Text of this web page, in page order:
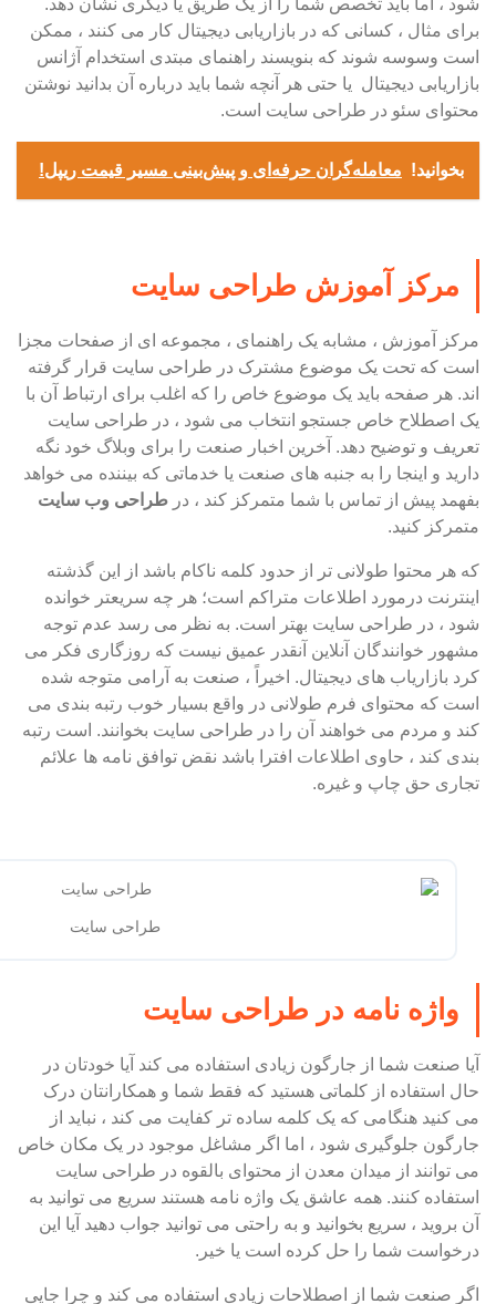
شود ، اما باید تخصص شما را از یک طریق یا دیگری نشان دهد.
برای مثال ، کسانی که در بازاریابی دیجیتال کار می کنند ، ممکن
است وسوسه شوند که بنویسند راهنمای مبتدی استخدام آژانس
بازاریابی دیجیتال یا حتی هر آنچه شما باید درباره آن بدانید نوشتن
محتوای سئو در طراحی سایت است.
بخوانید! معامله‌گران حرفه‌ای و پیش‌بینی مسیر قیمت ریپل!
مرکز آموزش طراحی سایت
مرکز آموزش ، مشابه یک راهنمای ، مجموعه ای از صفحات مجزا
است که تحت یک موضوع مشترک در طراحی سایت قرار گرفته
اند. هر صفحه باید یک موضوع خاص را که اغلب برای ارتباط آن با
یک اصطلاح خاص جستجو انتخاب می شود ، در طراحی سایت
تعریف و توضیح دهد. آخرین اخبار صنعت را برای وبلاگ خود نگه
دارید و اینجا را به جنبه های صنعت یا خدماتی که بیننده می خواهد
بفهمد پیش از تماس با شما متمرکز کند ، در طراحی وب سایت
متمرکز کنید.
که هر محتوا طولانی تر از حدود کلمه ناکام باشد از این گذشته
اینترنت درمورد اطلاعات متراکم است؛ هر چه سریعتر خوانده
شود ، در طراحی سایت بهتر است. به نظر می رسد عدم توجه
مشهور خوانندگان آنلاین آنقدر عمیق نیست که روزگاری فکر می
کرد بازاریاب های دیجیتال. اخیراً ، صنعت به آرامی متوجه شده
است که محتوای فرم طولانی در واقع بسیار خوب رتبه بندی می
کند و مردم می خواهند آن را در طراحی سایت بخوانند. است رتبه
بندی کند ، حاوی اطلاعات افترا باشد نقض توافق نامه ها علائم
تجاری حق چاپ و غیره.
طراحی سایت
واژه نامه در طراحی سایت
آیا صنعت شما از جارگون زیادی استفاده می کند آیا خودتان در
حال استفاده از کلماتی هستید که فقط شما و همکارانتان درک
می کنید هنگامی که یک کلمه ساده تر کفایت می کند ، نباید از
جارگون جلوگیری شود ، اما اگر مشاغل موجود در یک مکان خاص
می توانند از میدان معدن از محتوای بالقوه در طراحی سایت
استفاده کنند. همه عاشق یک واژه نامه هستند سریع می توانید به
آن بروید ، سریع بخوانید و به راحتی می توانید جواب دهید آیا این
درخواست شما را حل کرده است یا خیر.
اگر صنعت شما از اصطلاحات زیادی استفاده می کند و چرا جایی